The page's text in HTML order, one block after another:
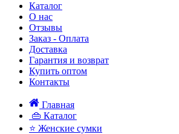
Каталог
О нас
Отзывы
Заказ - Оплата
Доставка
Гарантия и возврат
Купить оптом
Контакты
Главная
👜 Каталог
⭐ Женские сумки